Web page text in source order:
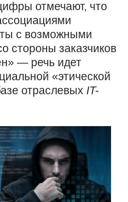
отмечают, что
с возможными
стороны заказчиков
— речь идет
«этической
отраслевых IT-